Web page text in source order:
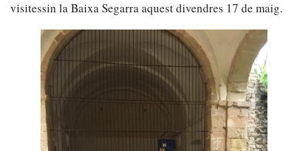
visitessin la Baixa Segarra aquest divendres 17 de maig.